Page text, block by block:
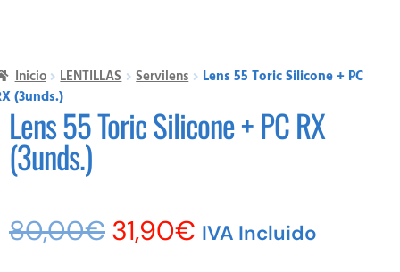
Inicio LENTILLAS Servilens
Lens 55 Toric Silicone + PC
(3unds.)
Lens 55 Toric Silicone + PC RX
(3unds.)
80,00€ 31,90€ IVA Incluido